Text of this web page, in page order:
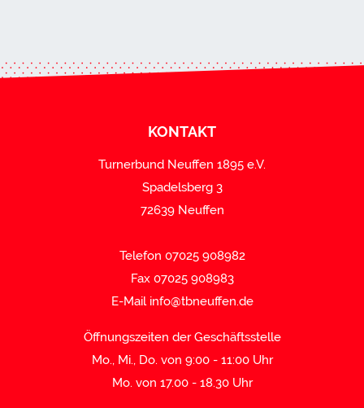
KONTAKT
Turnerbund Neuffen 1895 e.V.
Spadelsberg 3
72639 Neuffen
Telefon 07025 908982
Fax 07025 908983
E-Mail info@tbneuffen.de
Öffnungszeiten der Geschäftsstelle
Mo., Mi., Do. von 9:00 - 11:00 Uhr
Mo. von 17.00 - 18.30 Uhr